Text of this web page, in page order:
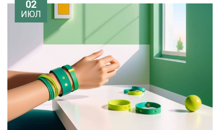
02
ИЮЛ